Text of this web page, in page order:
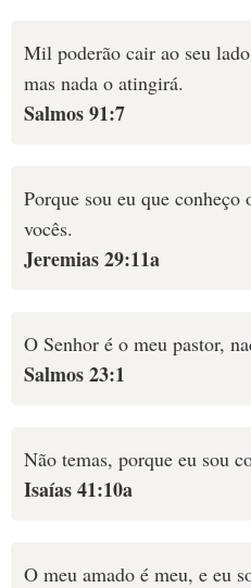
Mil poderão cair ao seu
mas nada o atingirá.
Salmos 91:7
Porque sou eu que conheço
vocês.
Jeremias 29:11a
O Senhor é o meu pastor,
Salmos 23:1
Não temas, porque eu sou
Isaías 41:10a
O meu amado é meu, e eu